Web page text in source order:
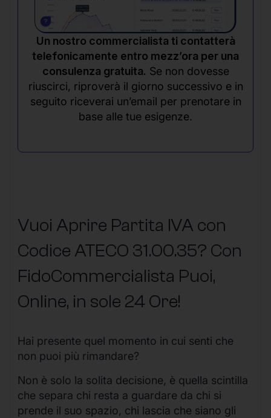
Un nostro commercialista ti contatterà
telefonicamente entro mezz’ora per una
consulenza gratuita. Se non dovesse
riuscirci, riproverà il giorno successivo e in
seguito riceverai un’email per prenotare in
base alle tue esigenze.
Vuoi Aprire Partita IVA con
Codice ATECO 31.00.35? Con
FidoCommercialista Puoi,
Online, in sole 24 Ore!
Hai presente quel momento in cui senti che
non puoi più rimandare?
Non è solo la solita decisione, è quella scintilla
che separa chi resta a guardare da chi si
prende il suo spazio, chi lascia che siano gli